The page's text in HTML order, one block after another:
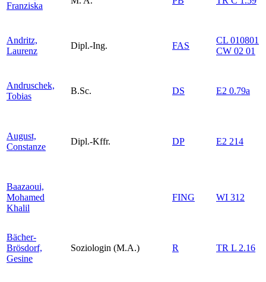
Franziska
Andritz,
Laurenz
Dipl.-Ing. FAS
CL 010801
CW 02 01
Andruschek,
Tobias
B.Sc. DS E2 0.79a
August,
Constanze
Dipl.-Kffr. DP E2 214
Baazaoui,
Mohamed
Khalil
FING WI 312
Bächer-
Brösdorf,
Gesine
Soziologin (M.A.) R TR L 2.16